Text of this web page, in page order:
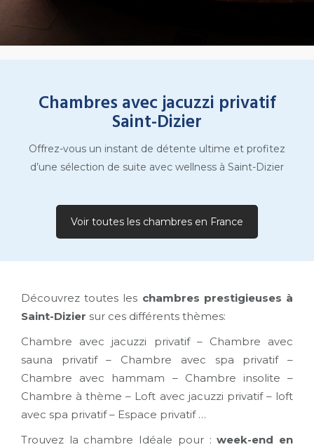
Chambres avec jacuzzi privatif
Saint-Dizier
Offrez-vous un instant de détente ultime et profitez
d’une sélection de suite avec wellness à Saint-Dizier
Voir toutes les chambres en France
Découvrez toutes les chambres prestigieuses à
Saint-Dizier sur ces différents thèmes:
Chambre avec jacuzzi privatif – Chambre avec
sauna privatif – Chambre avec spa privatif –
Chambre avec hammam – Chambre insolite –
Chambre à thème – Loft avec jacuzzi privatif – loft
avec spa privatif – Espace privatif …
Trouvez la chambre Idéale pour :week-end en